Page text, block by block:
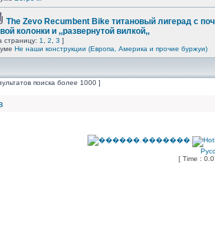
The Zevo Recumbent Bike титановый лигерад с
колонки и ,,развернутой вилкой,,
страницу: 1 2 3 ]
Не наши конструкции (Европа, Америка и прочие буржуи)
поиска более 1000 ]
[ Time :